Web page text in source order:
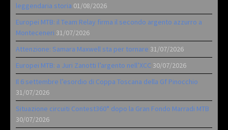
leggendaria storia 01/08/2026
Europei MTB: il Team Relay firma il secondo argento azzurro a
Monteceneri 31/07/2026
Attenzione: Samara Maxwell sta per tornare 31/07/2026
Europei MTB: a Juri Zanotti l’argento nell’XCC 30/07/2026
Il 6 settembre l’esordio di Coppa Toscana della Gf Pinocchio
31/07/2026
Situazione circuiti Contest360° dopo la Gran Fondo Marradi MTB
30/07/2026